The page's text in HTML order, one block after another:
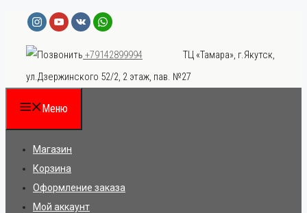
Перейти
содержимому
+79142899994
ТЦ «Тамара», г.Якутск,
ул.Дзержинского 52/2, 2 этаж, пав. №27
Меню
Магазин
Корзина
Оформление заказа
Мой аккаунт